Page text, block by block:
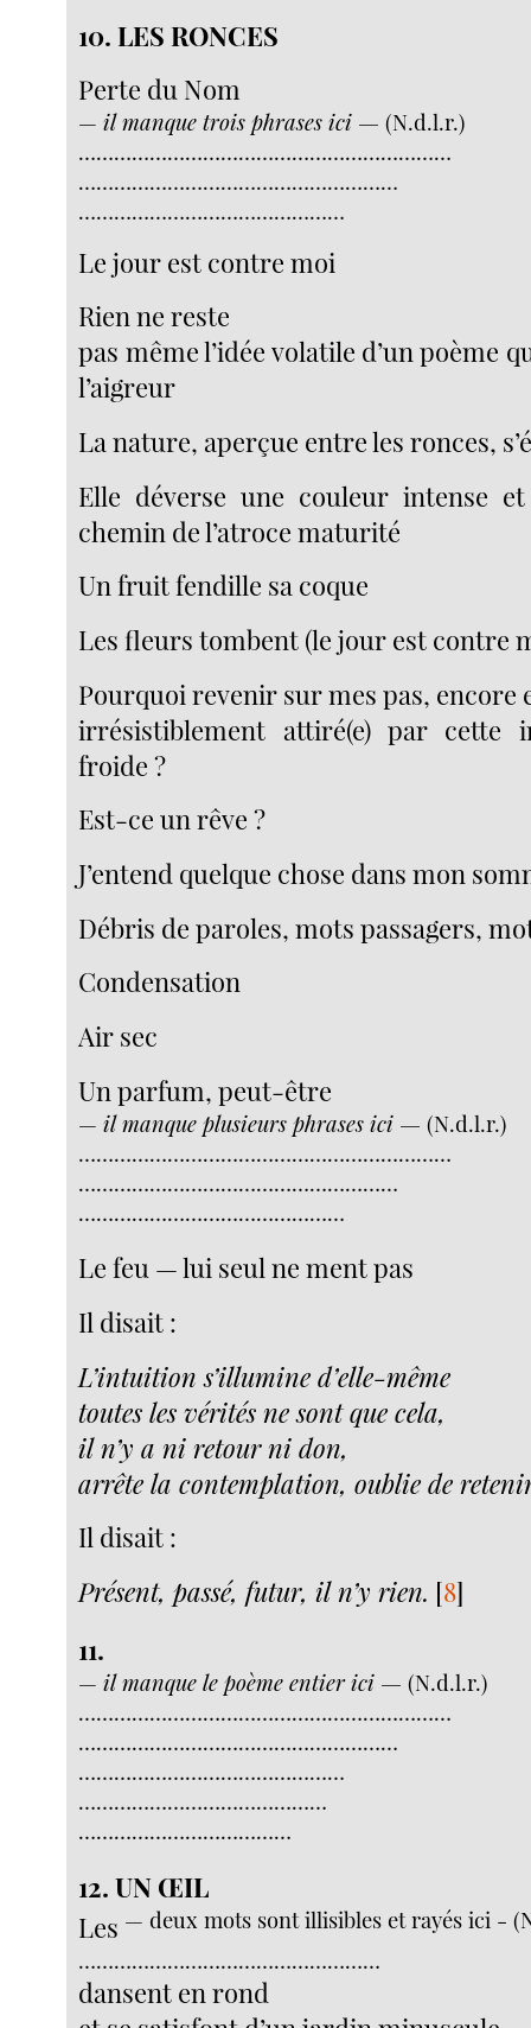
10. LES RONCES
Perte du Nom
— il manque trois phrases ici — (N.d.l.r.)
………………………………………………………
………………………………………………
………………………………………
Le jour est contre moi
Rien ne reste
pas même l’idée volatile d’un poème
l’aigreur
La nature, aperçue entre les ronces,
Elle déverse une couleur intense
chemin de l’atroce maturité
Un fruit fendille sa coque
Les fleurs tombent (le jour est contre
Pourquoi revenir sur mes pas, encore
irrésistiblement attiré(e) par cette
froide ?
Est-ce un rêve ?
J’entend quelque chose dans mon
Débris de paroles, mots passagers,
Condensation
Air sec
Un parfum, peut-être
— il manque plusieurs phrases ici — (N.d.l.r.)
………………………………………………………
………………………………………………
………………………………………
Le feu — lui seul ne ment pas
Il disait :
L’intuition s’illumine d’elle-même
toutes les vérités ne sont que cela,
il n’y a ni retour ni don,
arrête la contemplation, oublie de
Il disait :
Présent, passé, futur, il n’y rien. [8]
11.
— il manque le poème entier ici — (N.d.l.r.)
………………………………………………………
………………………………………………
………………………………………
……………………………………
………………………………
12. UN ŒIL
Les — deux mots sont illisibles et rayés ici -
……………………………………………
dansent en rond